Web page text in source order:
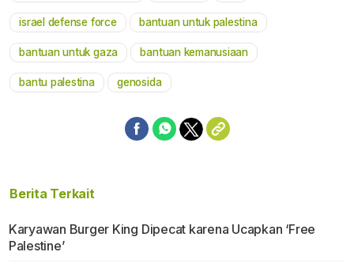
israel defense force bantuan untuk palestina
bantuan untuk gaza bantuan kemanusiaan
bantu palestina genosida
Berita Terkait
Karyawan Burger King Dipecat karena Ucapkan ‘Free
Palestine’